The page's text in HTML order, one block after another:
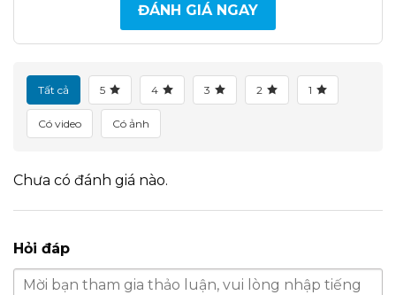
ĐÁNH GIÁ NGAY
Tất cả 5 4 3 2 1
Có video Có ảnh
Chưa có đánh giá nào.
Hỏi đáp